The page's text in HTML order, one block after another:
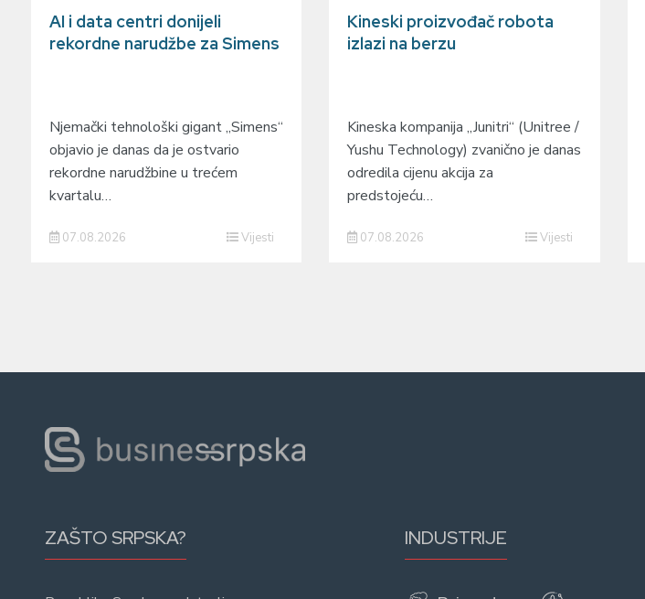
AI i data centri donijeli
rekordne narudžbe za Simens
Njemački tehnološki gigant „Simens“
objavio je danas da je ostvario
rekordne narudžbine u trećem
kvartalu…
07.08.2026 Vijesti
Kineski proizvođač robota
izlazi na berzu
Kineska kompanija „Junitri“ (Unitree /
Yushu Technology) zvanično je danas
odredila cijenu akcija za
predstojeću…
07.08.2026 Vijesti
ZAŠTO SRPSKA? INDUSTRIJE